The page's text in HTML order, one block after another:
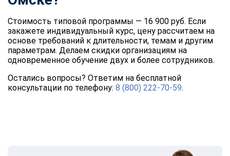
Стоимость типовой программы — 16 900 руб. Если
закажете индивидуальный курс, цену рассчитаем на
основе требований к длительности, темам и другим
параметрам. Делаем скидки организациям на
одновременное обучение двух и более сотрудников.
Остались вопросы? Ответим на бесплатной
консультации по телефону: 8 (800) 222-70-59.